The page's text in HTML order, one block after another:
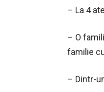
– La 4
– O
familie
– Dintr-